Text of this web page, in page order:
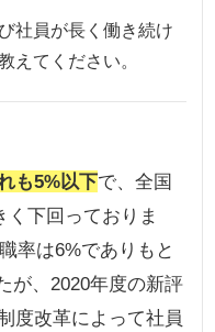
社員が長く働き続け
えてください。
も5%以下で、全国
下回っておりま
率は6%でありもと
が、2020年度の新評
度改革によって社員